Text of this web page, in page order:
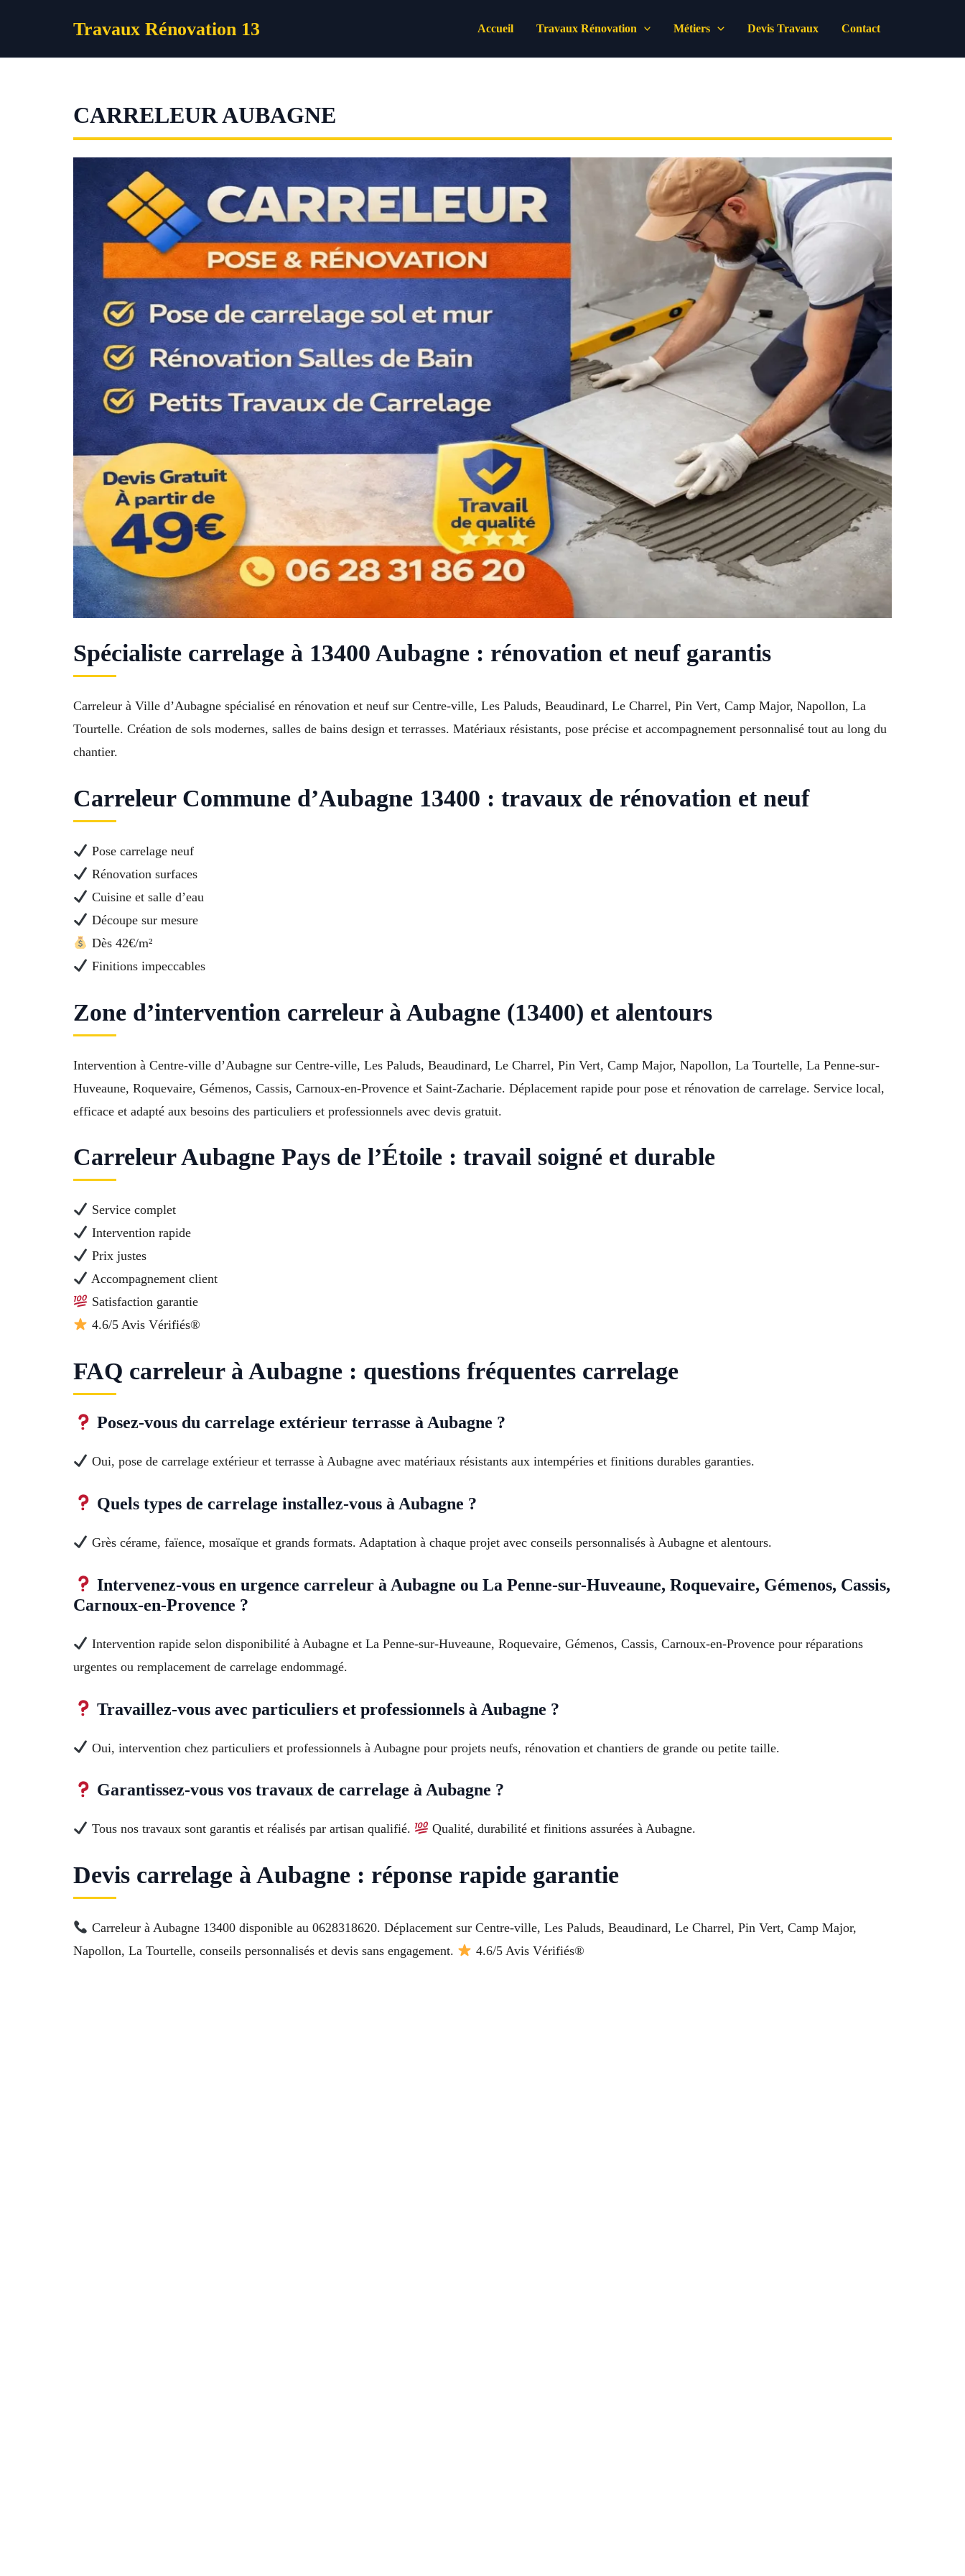
Travaux Rénovation 13 Accueil Travaux Rénovation Métiers Devis Travaux Contact
CARRELEUR AUBAGNE
Spécialiste carrelage à 13400 Aubagne : rénovation et neuf garantis
Carreleur à Ville d’Aubagne spécialisé en rénovation et neuf sur Centre-ville, Les Paluds, Beaudinard, Le Charrel, Pin Vert, Camp Major, Napollon, La
Tourtelle. Création de sols modernes, salles de bains design et terrasses. Matériaux résistants, pose précise et accompagnement personnalisé tout au long du
chantier.
Carreleur Commune d’Aubagne 13400 : travaux de rénovation et neuf
Pose carrelage neuf
Rénovation surfaces
Cuisine et salle d’eau
Découpe sur mesure
Dès 42€/m²
Finitions impeccables
Zone d’intervention carreleur à Aubagne (13400) et alentours
Intervention à Centre-ville d’Aubagne sur Centre-ville, Les Paluds, Beaudinard, Le Charrel, Pin Vert, Camp Major, Napollon, La Tourtelle, La Penne-sur-
Huveaune, Roquevaire, Gémenos, Cassis, Carnoux-en-Provence et Saint-Zacharie. Déplacement rapide pour pose et rénovation de carrelage. Service local,
efficace et adapté aux besoins des particuliers et professionnels avec devis gratuit.
Carreleur Aubagne Pays de l’Étoile : travail soigné et durable
Service complet
Intervention rapide
Prix justes
Accompagnement client
Satisfaction garantie
4.6/5 Avis Vérifiés®
FAQ carreleur à Aubagne : questions fréquentes carrelage
Posez-vous du carrelage extérieur terrasse à Aubagne ?
Oui, pose de carrelage extérieur et terrasse à Aubagne avec matériaux résistants aux intempéries et finitions durables garanties.
Quels types de carrelage installez-vous à Aubagne ?
Grès cérame, faïence, mosaïque et grands formats. Adaptation à chaque projet avec conseils personnalisés à Aubagne et alentours.
Intervenez-vous en urgence carreleur à Aubagne ou La Penne-sur-Huveaune, Roquevaire, Gémenos, Cassis,
Carnoux-en-Provence ?
Intervention rapide selon disponibilité à Aubagne et La Penne-sur-Huveaune, Roquevaire, Gémenos, Cassis, Carnoux-en-Provence pour réparations
urgentes ou remplacement de carrelage endommagé.
Travaillez-vous avec particuliers et professionnels à Aubagne ?
Oui, intervention chez particuliers et professionnels à Aubagne pour projets neufs, rénovation et chantiers de grande ou petite taille.
Garantissez-vous vos travaux de carrelage à Aubagne ?
Tous nos travaux sont garantis et réalisés par artisan qualifié. Qualité, durabilité et finitions assurées à Aubagne.
Devis carrelage à Aubagne : réponse rapide garantie
Carreleur à Aubagne 13400 disponible au 0628318620. Déplacement sur Centre-ville, Les Paluds, Beaudinard, Le Charrel, Pin Vert, Camp Major,
Napollon, La Tourtelle, conseils personnalisés et devis sans engagement.
4.6/5 Avis Vérifiés®